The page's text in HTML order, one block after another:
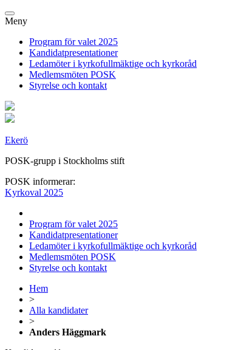
Meny
Program för valet 2025
Kandidatpresentationer
Ledamöter i kyrkofullmäktige och kyrkoråd
Medlemsmöten POSK
Styrelse och kontakt
Ekerö
POSK-grupp i Stockholms stift
POSK informerar:
Kyrkoval 2025
Program för valet 2025
Kandidatpresentationer
Ledamöter i kyrkofullmäktige och kyrkoråd
Medlemsmöten POSK
Styrelse och kontakt
Hem
>
Alla kandidater
>
Anders Häggmark